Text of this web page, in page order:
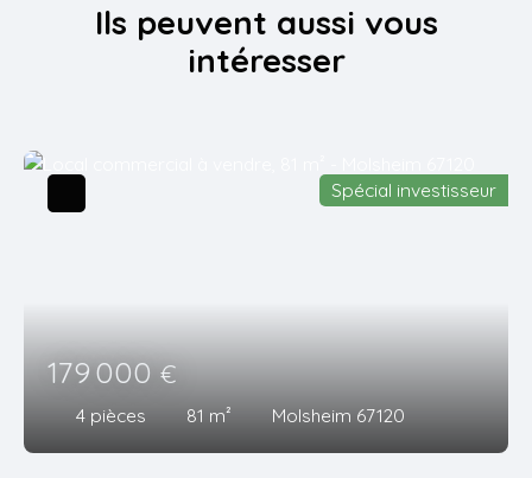
Ils peuvent aussi vous
intéresser
179 000€
4 pièces 81 m² Molsheim 67120
Spécial investisseur